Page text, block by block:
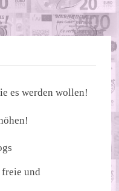
es werden wollen!
und